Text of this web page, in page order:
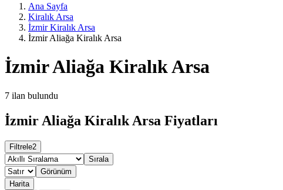
Ana Sayfa
Kiralık Arsa
İzmir Kiralık Arsa
İzmir Aliağa Kiralık Arsa
İzmir Aliağa Kiralık Arsa
7 ilan bulundu
İzmir Aliağa Kiralık Arsa Fiyatları
Filtrele2
Sırala
Görünüm
Harita